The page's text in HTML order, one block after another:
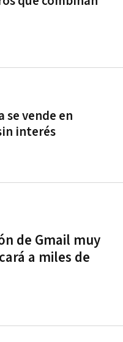
se vende en
interés
de Gmail muy
a miles de